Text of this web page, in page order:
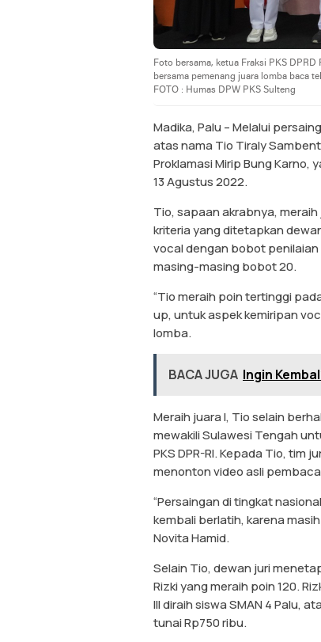
Foto bersama, ketua Fraksi PKS
bersama pemenang juara lomba baca
FOTO : Humas DPW PKS Sulteng
Madika, Palu – Melalui
atas nama Tio Tiraly
Proklamasi Mirip Bung Karno,
13 Agustus 2022.
Tio, sapaan akrabnya,
kriteria yang ditetapkan
vocal dengan bobot penilaian
masing-masing bobot 20.
“Tio meraih poin tertinggi
up, untuk aspek kemiripan
lomba.
BACA JUGA Ingin
Meraih juara I, Tio selain
mewakili Sulawesi Tengah
PKS DPR-RI. Kepada Tio,
menonton video asli
“Persaingan di tingkat
kembali berlatih, karena
Novita Hamid.
Selain Tio, dewan juri
Rizki yang meraih poin 120.
III diraih siswa SMAN 4 Palu,
tunai Rp750 ribu.